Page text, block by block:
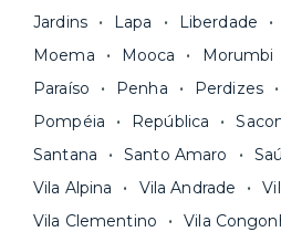
Jardins
Lapa Liberdade
Moema
Mooca Morumbi
Paraíso
Penha Perdizes
Pompéia
República
Santana
Santo Amaro
Vila Alpina
Vila Andrade
Vila Clementino
Vila